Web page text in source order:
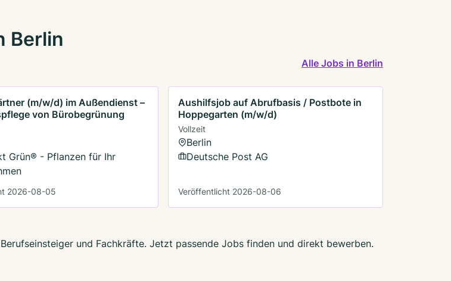
Berlin
Alle Jobs in Berlin
(m/w/d) im Außendienst –
von Bürobegrünung
Grün® - Pflanzen für Ihr
2026-08-05
Aushilfsjob auf Abrufbasis / Postbote in
Hoppegarten (m/w/d)
Vollzeit
Berlin
Deutsche Post AG
Veröffentlicht 2026-08-06
und Fachkräfte. Jetzt passende Jobs finden und direkt bewerben.